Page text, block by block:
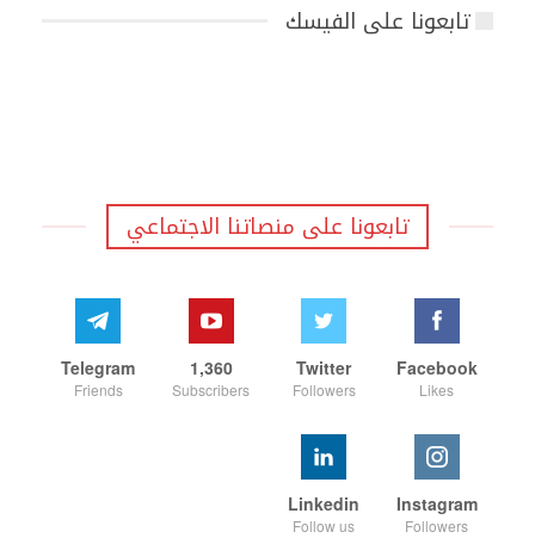
تابعونا على الفيسك
تابعونا على منصاتنا الاجتماعي
Facebook
Likes
Twitter
Followers
1,360
Subscribers
Telegram
Friends
Instagram
Followers
Linkedin
Follow us